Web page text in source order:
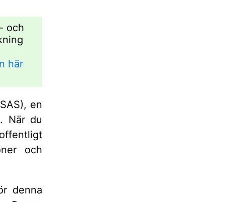
och
här
en
När du
och
denna